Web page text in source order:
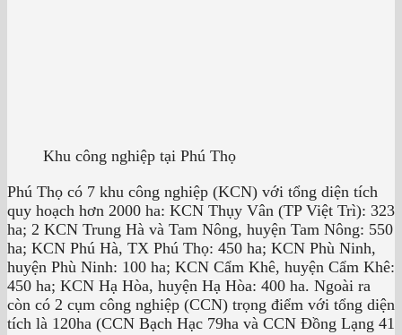
Khu công nghiệp tại Phú Thọ
Phú Thọ có 7 khu công nghiệp (KCN) với tổng diện tích
quy hoạch hơn 2000 ha: KCN Thụy Vân (TP Việt Trì): 323
ha; 2 KCN Trung Hà và Tam Nông, huyện Tam Nông: 550
ha; KCN Phú Hà, TX Phú Thọ: 450 ha; KCN Phù Ninh,
huyện Phù Ninh: 100 ha; KCN Cẩm Khê, huyện Cẩm Khê:
450 ha; KCN Hạ Hòa, huyện Hạ Hòa: 400 ha. Ngoài ra
còn có 2 cụm công nghiệp (CCN) trọng điểm với tổng diện
tích là 120ha (CCN Bạch Hạc 79ha và CCN Đồng Lạng 41